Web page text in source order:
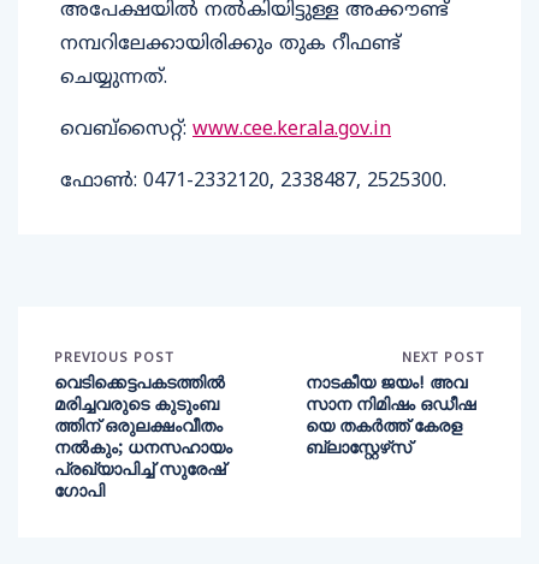
അപേക്ഷയിൽ നൽകിയിട്ടുള്ള അക്കൗണ്ട്
നമ്പറിലേക്കായിരിക്കും തുക റീഫണ്ട്
ചെയ്യുന്നത്.
വെബ്സൈറ്റ്: www.cee.kerala.gov.in
ഫോൺ: 0471-2332120, 2338487, 2525300.
PREVIOUS POST
വെടിക്കെട്ടപകടത്തിൽ
മരിച്ചവരുടെ കുടുംബ
ത്തിന് ഒരുലക്ഷംവീതം
നൽകും; ധനസഹായം
പ്രഖ്യാപിച്ച് സുരേഷ്
ഗോപി
NEXT POST
നാടകീയ ജയം! അവ
സാന നിമിഷം ഒഡീഷ
യെ തകർത്ത് കേരള
ബ്ലാസ്റ്റേഴ്‌സ്